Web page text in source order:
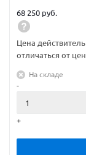
68 250 руб.
Цена
отличаться от
На складе
-
+